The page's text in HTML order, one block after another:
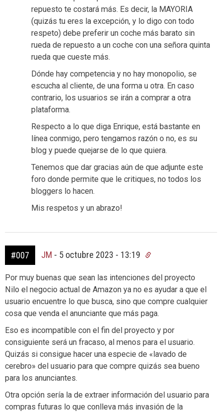
repuesto te costará más. Es decir, la MAYORIA
(quizás tu eres la excepción, y lo digo con todo
respeto) debe preferir un coche más barato sin
rueda de repuesto a un coche con una señora quinta
rueda que cueste más.
Dónde hay competencia y no hay monopolio, se
escucha al cliente, de una forma u otra. En caso
contrario, los usuarios se irán a comprar a otra
plataforma.
Respecto a lo que diga Enrique, está bastante en
línea conmigo, pero tengamos razón o no, es su
blog y puede quejarse de lo que quiera.
Tenemos que dar gracias aún de que adjunte este
foro donde permite que le critiques, no todos los
bloggers lo hacen.
Mis respetos y un abrazo!
#007 JM - 5 octubre 2023 - 13:19
Por muy buenas que sean las intenciones del proyecto
Nilo el negocio actual de Amazon ya no es ayudar a que el
usuario encuentre lo que busca, sino que compre cualquier
cosa que venda el anunciante que más paga.
Eso es incompatible con el fin del proyecto y por
consiguiente será un fracaso, al menos para el usuario.
Quizás si consigue hacer una especie de «lavado de
cerebro» del usuario para que compre quizás sea bueno
para los anunciantes.
Otra opción sería la de extraer información del usuario para
compras futuras lo que conlleva más invasión de la